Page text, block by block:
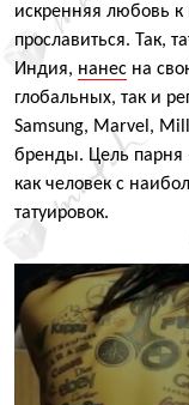
искренняя любовь к
прославиться. Так,
Индия, нанес на
глобальных, так и
Samsung, Marvel,
бренды. Цель парня
как человек с
татуировок.